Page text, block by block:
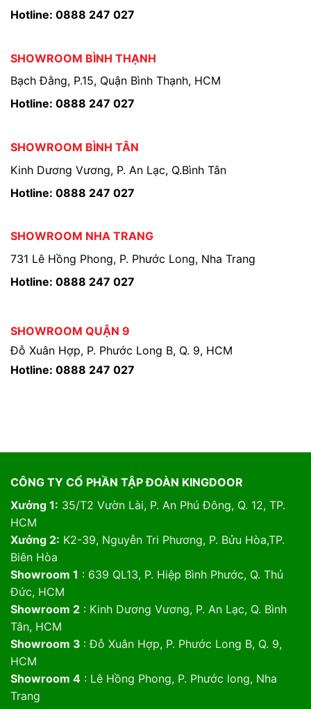
Hotline: 0888 247 027
SHOWROOM BÌNH THẠNH
Bạch Đằng, P.15, Quận Bình Thạnh, HCM
Hotline: 0888 247 027
SHOWROOM BÌNH TÂN
Kinh Dương Vương, P. An Lạc, Q.Bình Tân
Hotline: 0888 247 027
SHOWROOM NHA TRANG
731 Lê Hồng Phong, P. Phước Long, Nha Trang
Hotline: 0888 247 027
SHOWROOM QUẬN 9
Đỗ Xuân Hợp, P. Phước Long B, Q. 9, HCM
Hotline: 0888 247 027
CÔNG TY CỔ PHẦN TẬP ĐOÀN KINGDOOR
Xưởng 1: 35/T2 Vườn Lài, P. An Phú Đông, Q. 12, TP.
HCM
Xưởng 2: K2-39, Nguyễn Tri Phương, P. Bửu Hòa,TP.
Biên Hòa
Showroom 1 : 639 QL13, P. Hiệp Bình Phước, Q. Thủ
Đức, HCM
Showroom 2: Kinh Dương Vương, P. An Lạc, Q. Bình
Tân, HCM
Showroom 3 : Đỗ Xuân Hợp, P. Phước Long B, Q. 9,
HCM
Showroom 4: Lê Hồng Phong, P. Phước long, Nha
Trang